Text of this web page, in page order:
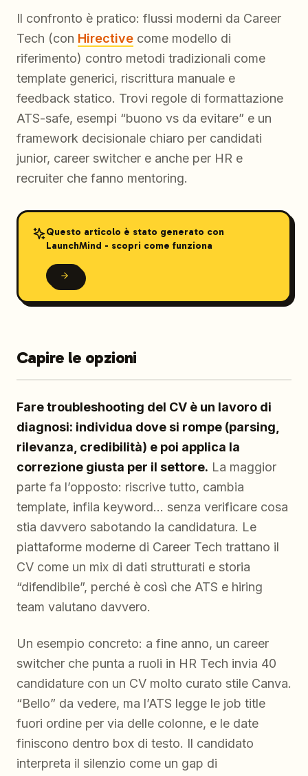
Il confronto è pratico: flussi moderni da Career
Tech (con Hirective come modello di
riferimento) contro metodi tradizionali come
template generici, riscrittura manuale e
feedback statico. Trovi regole di formattazione
ATS-safe, esempi “buono vs da evitare” e un
framework decisionale chiaro per candidati
junior, career switcher e anche per HR e
recruiter che fanno mentoring.
Questo articolo è stato generato con
LaunchMind - scopri come funziona
Capire le opzioni
Fare troubleshooting del CV è un lavoro di
diagnosi: individua dove si rompe (parsing,
rilevanza, credibilità) e poi applica la
correzione giusta per il settore. La maggior
parte fa l’opposto: riscrive tutto, cambia
template, infila keyword… senza verificare cosa
stia davvero sabotando la candidatura. Le
piattaforme moderne di Career Tech trattano il
CV come un mix di dati strutturati e storia
“difendibile”, perché è così che ATS e hiring
team valutano davvero.
Un esempio concreto: a fine anno, un career
switcher che punta a ruoli in HR Tech invia 40
candidature con un CV molto curato stile Canva.
“Bello” da vedere, ma l’ATS legge le job title
fuori ordine per via delle colonne, e le date
finiscono dentro box di testo. Il candidato
interpreta il silenzio come un gap di